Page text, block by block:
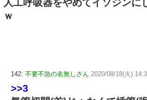
人工呼吸器をやめてイソジンに
ｗ
142: 不要不急の名無しさん 2020/08/18(火)
>>3